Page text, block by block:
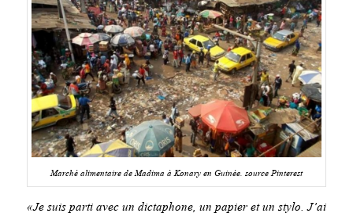
Marché alimentaire de Madima à Konary en Guinée. source Pinterest
«Je suis parti avec un dictaphone, un papier et un stylo. J’ai